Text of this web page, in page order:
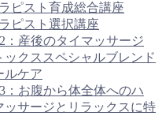
ピスト育成総合講座
ピスト選択講座
2：産後のタイマッサージ
ックススペシャルブレンド
ルケア
3：お腹から体全体へのハ
ッサージとリラックスに特